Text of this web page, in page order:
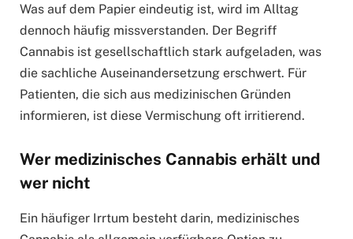
Was auf dem Papier eindeutig ist, wird im Alltag
dennoch häufig missverstanden. Der Begriff
Cannabis ist gesellschaftlich stark aufgeladen, was
die sachliche Auseinandersetzung erschwert. Für
Patienten, die sich aus medizinischen Gründen
informieren, ist diese Vermischung oft irritierend.
Wer medizinisches Cannabis erhält und
wer nicht
Ein häufiger Irrtum besteht darin, medizinisches